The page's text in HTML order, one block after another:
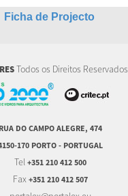
Ficha de Projecto
Todos os Direitos Reservados
RUA DO CAMPO ALEGRE, 474
170 PORTO - PORTUGAL
Tel +351 210 412 500
Fax +351 210 412 507